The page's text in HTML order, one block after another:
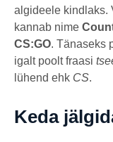
algideele kindlaks.
kannab nime
CS:GO. Tänaseks
igalt poolt fraasi
lühend ehk CS.
Keda